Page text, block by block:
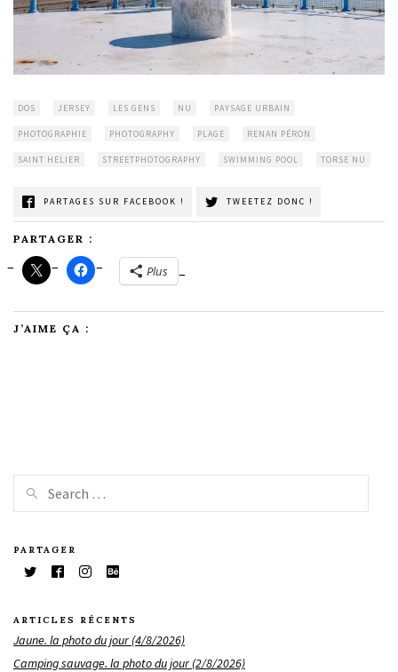
DOS JERSEY LES GENS NU PAYSAGE URBAIN
PHOTOGRAPHIE PHOTOGRAPHY PLAGE RENAN PÉRON
SAINT HELIER STREETPHOTOGRAPHY SWIMMING POOL TORSE NU
PARTAGES SUR FACEBOOK ! TWEETEZ DONC !
PARTAGER :
Plus
J’AIME ÇA :
PARTAGER
ARTICLES RÉCENTS
Jaune. la photo du jour (4/8/2026)
Camping sauvage. la photo du jour (2/8/2026)